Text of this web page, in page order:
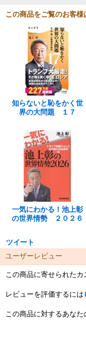
この商品をご覧のお客様
知らないと恥をかく世
界の大問題 １７
一気にわかる！池上彰
の世界情勢 ２０２６
ツイート
ユーザーレビュー
この商品に寄せられたカ
レビューを評価するには
この商品に対するあなた